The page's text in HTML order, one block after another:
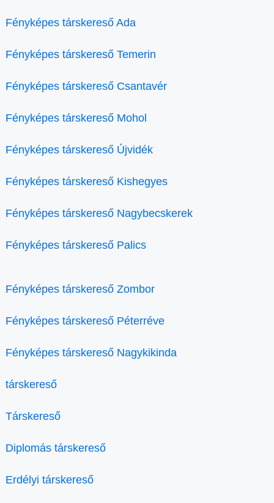
Fényképes társkereső Ada
Fényképes társkereső Temerin
Fényképes társkereső Csantavér
Fényképes társkereső Mohol
Fényképes társkereső Újvidék
Fényképes társkereső Kishegyes
Fényképes társkereső Nagybecskerek
Fényképes társkereső Palics
Fényképes társkereső Zombor
Fényképes társkereső Péterréve
Fényképes társkereső Nagykikinda
társkereső
Társkereső
Diplomás társkereső
Erdélyi társkereső